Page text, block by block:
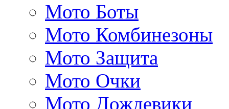
Мото Боты
Мото Комбинезоны
Мото Защита
Мото Очки
Мото Дождевики